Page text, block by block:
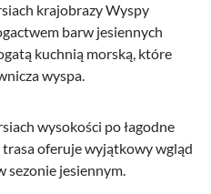
krajobrazy Wyspy
barw jesiennych
kuchnią morską, które
wyspa.
wysokości po łagodne
oferuje wyjątkowy wgląd
sezonie jesiennym.